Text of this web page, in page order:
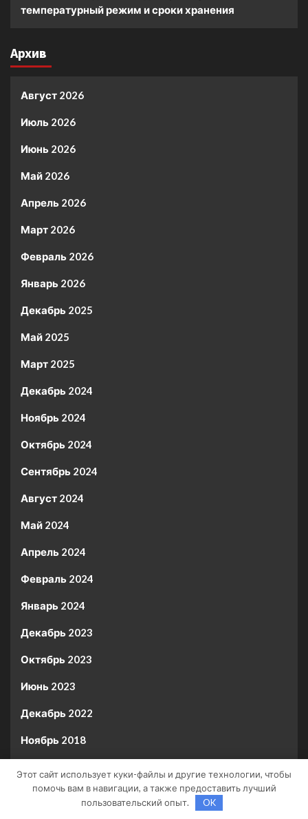
температурный режим и сроки хранения
Архив
Август 2026
Июль 2026
Июнь 2026
Май 2026
Апрель 2026
Март 2026
Февраль 2026
Январь 2026
Декабрь 2025
Май 2025
Март 2025
Декабрь 2024
Ноябрь 2024
Октябрь 2024
Сентябрь 2024
Август 2024
Май 2024
Апрель 2024
Февраль 2024
Январь 2024
Декабрь 2023
Октябрь 2023
Июнь 2023
Декабрь 2022
Ноябрь 2018
Сентябрь 2018
Этот сайт использует куки-файлы и другие технологии, чтобы
помочь вам в навигации, а также предоставить лучший
пользовательский опыт.
OK